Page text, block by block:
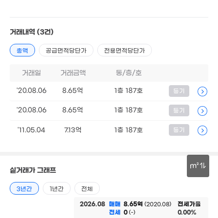
600만
2,500만
'24. 11
3억
'09. 11
m²
거래내역 (3건)
총액 공급면적당단가 전용면적당단가
거래일 거래금액 동/층/호
'20.08.06 8.65억 1층 187호 등기
'20.08.06 8.65억 1층 187호 등기
'11.05.04 7.13억 1층 187호 등기
실거래가 그래프
3년간 1년간 전체
2026.08 매매 8.65억 (2020.08)
전세 0 (-)
전세가율
0.00%